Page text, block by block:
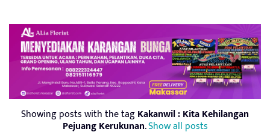
Showing posts with the tagKakanwil : Kita Kehilangan
Pejuang Kerukunan.Show all posts